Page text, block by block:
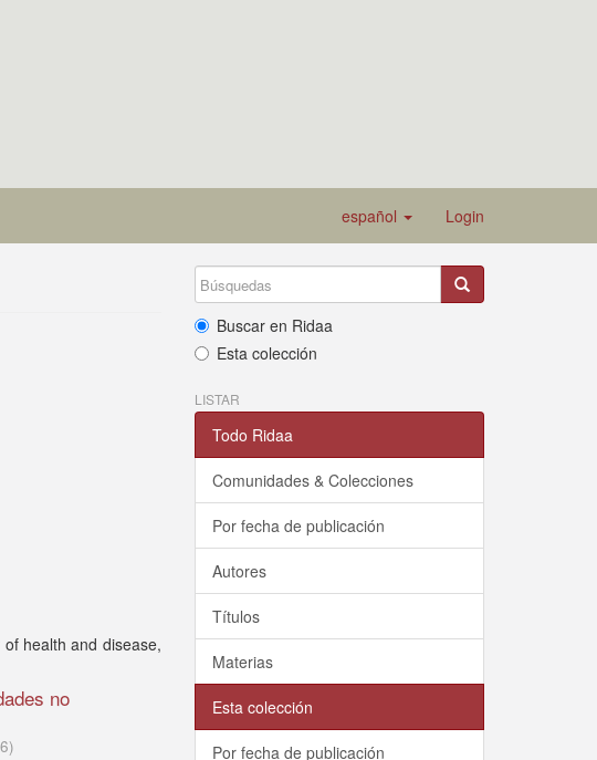
español Login
health and disease,
no
)
Buscar en Ridaa
Esta colección
LISTAR
Todo Ridaa
Comunidades & Colecciones
Por fecha de publicación
Autores
Títulos
Materias
Esta colección
Por fecha de publicación